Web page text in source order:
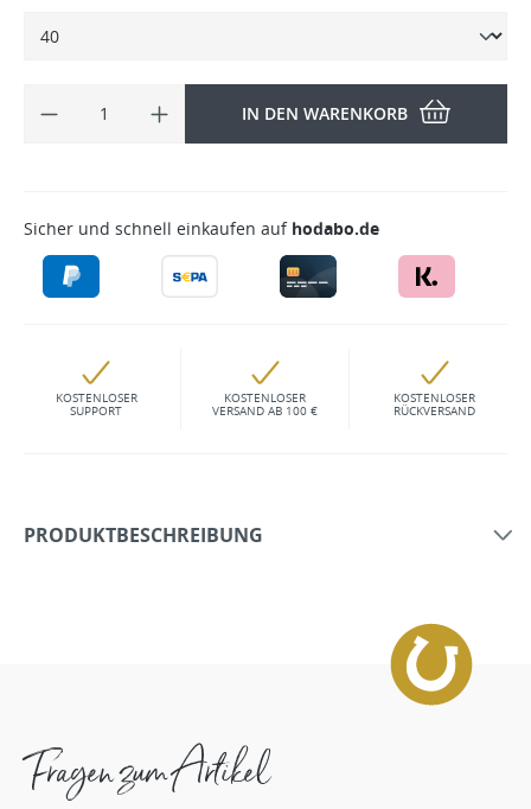
IN DEN WARENKORB
Sicher und schnell einkaufen auf hodabo.de
KOSTENLOSER
SUPPORT
KOSTENLOSER
VERSAND AB 100 €
KOSTENLOSER
RÜCKVERSAND
PRODUKTBESCHREIBUNG
Fragen zum Artikel